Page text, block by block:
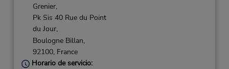
Grenier,
Pk Sis 40 Rue du Point
du Jour,
Boulogne Billan,
92100, France
Horario de servicio: